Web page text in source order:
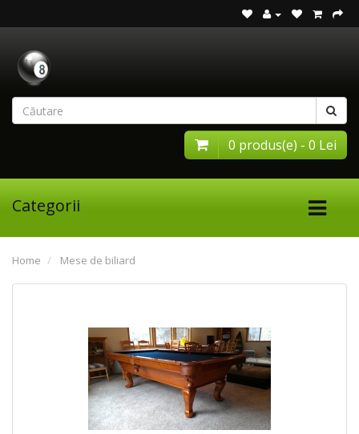
0 produs(e) - 0 Lei
Categorii
Home Mese de biliard